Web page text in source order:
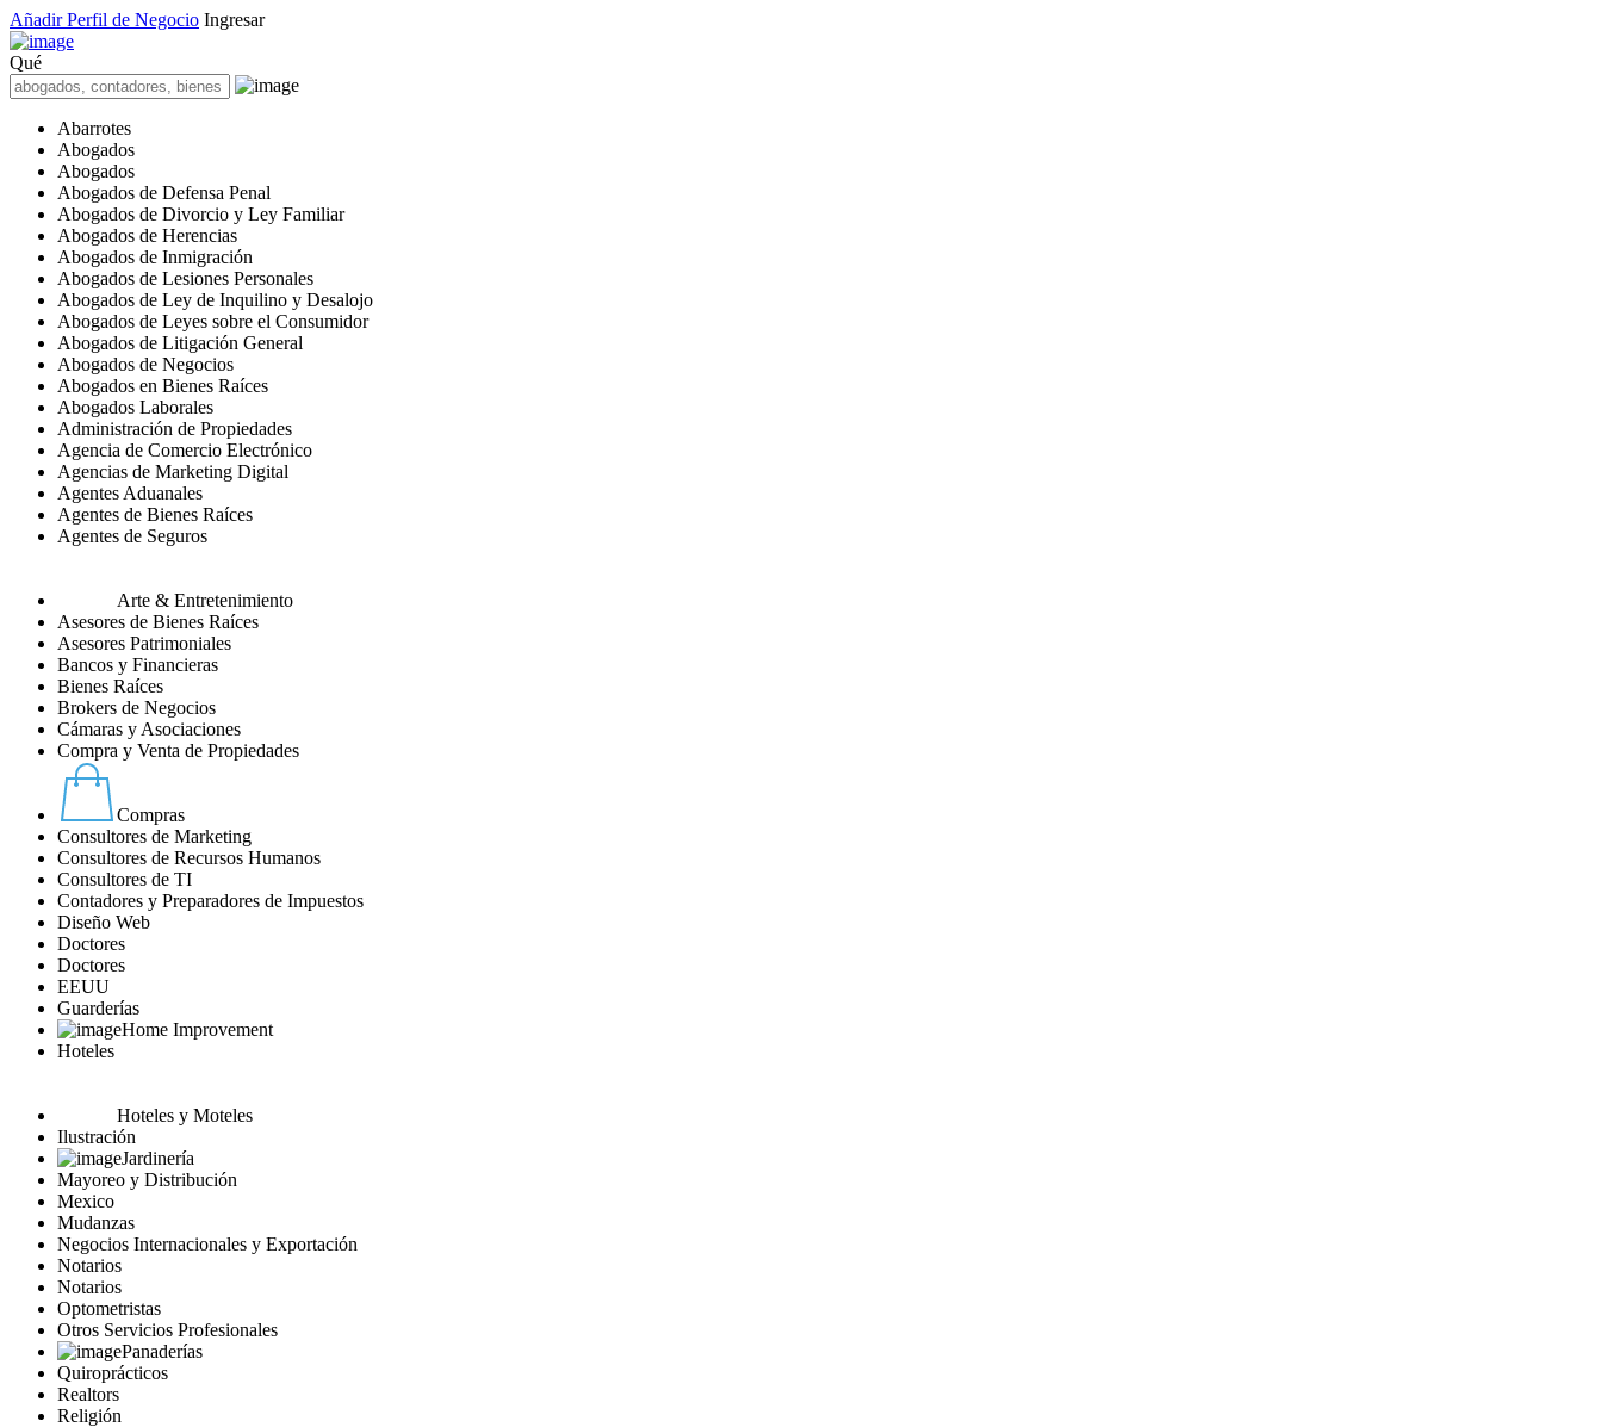
Añadir Perfil de Negocio Ingresar
Qué
Abarrotes
Abogados
Abogados
Abogados de Defensa Penal
Abogados de Divorcio y Ley Familiar
Abogados de Herencias
Abogados de Inmigración
Abogados de Lesiones Personales
Abogados de Ley de Inquilino y Desalojo
Abogados de Leyes sobre el Consumidor
Abogados de Litigación General
Abogados de Negocios
Abogados en Bienes Raíces
Abogados Laborales
Administración de Propiedades
Agencia de Comercio Electrónico
Agencias de Marketing Digital
Agentes Aduanales
Agentes de Bienes Raíces
Agentes de Seguros
Arte & Entretenimiento
Asesores de Bienes Raíces
Asesores Patrimoniales
Bancos y Financieras
Bienes Raíces
Brokers de Negocios
Cámaras y Asociaciones
Compra y Venta de Propiedades
Compras
Consultores de Marketing
Consultores de Recursos Humanos
Consultores de TI
Contadores y Preparadores de Impuestos
Diseño Web
Doctores
Doctores
EEUU
Guarderías
Home Improvement
Hoteles
Hoteles y Moteles
Ilustración
Jardinería
Mayoreo y Distribución
Mexico
Mudanzas
Negocios Internacionales y Exportación
Notarios
Notarios
Optometristas
Otros Servicios Profesionales
Panaderías
Quiroprácticos
Realtors
Religión